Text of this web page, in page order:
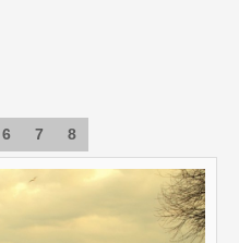
6 7 8